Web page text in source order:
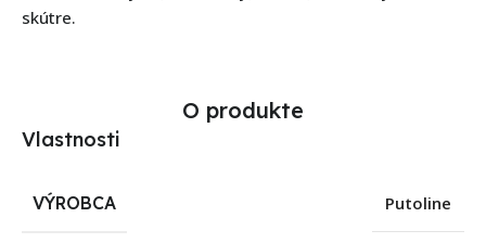
skútre.
O produkte
Vlastnosti
VÝROBCA Putoline